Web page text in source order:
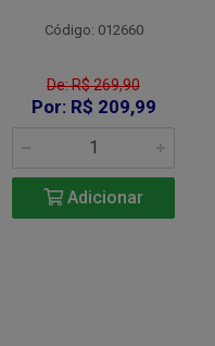
Código: 012660
De: R$ 269,90
Por: R$ 209,99
Adicionar